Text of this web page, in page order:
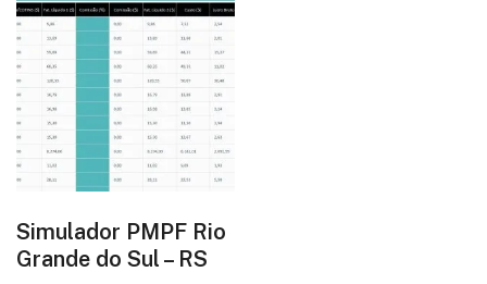
Simulador PMPF Rio
Grande do Sul – RS